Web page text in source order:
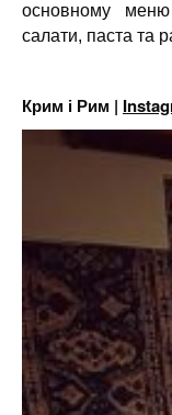
основному меню
салати, паста та
Крим і Рим |